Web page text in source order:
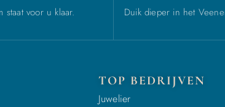
staat voor u klaar. Duik dieper in het
TOP BEDRIJVEN
Juwelier